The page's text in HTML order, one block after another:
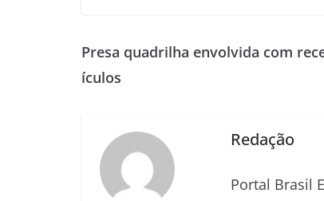
Presa quadrilha envolvida com
ículos
Redação
Portal Brasil